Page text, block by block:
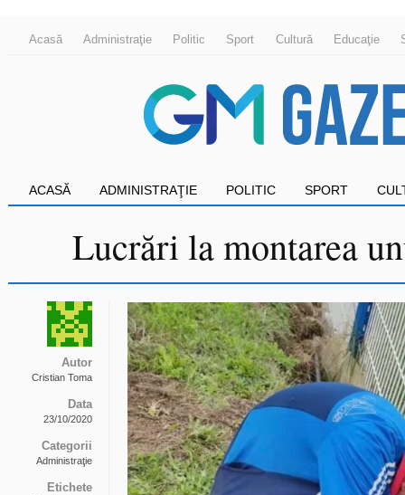
Acasă Administraţie Politic Sport Cultură Educaţie
ACASĂ ADMINISTRAŢIE POLITIC SPORT
Lucrări la montarea
Autor
Cristian Toma
Data
23/10/2020
Categorii
Administraţie
Etichete